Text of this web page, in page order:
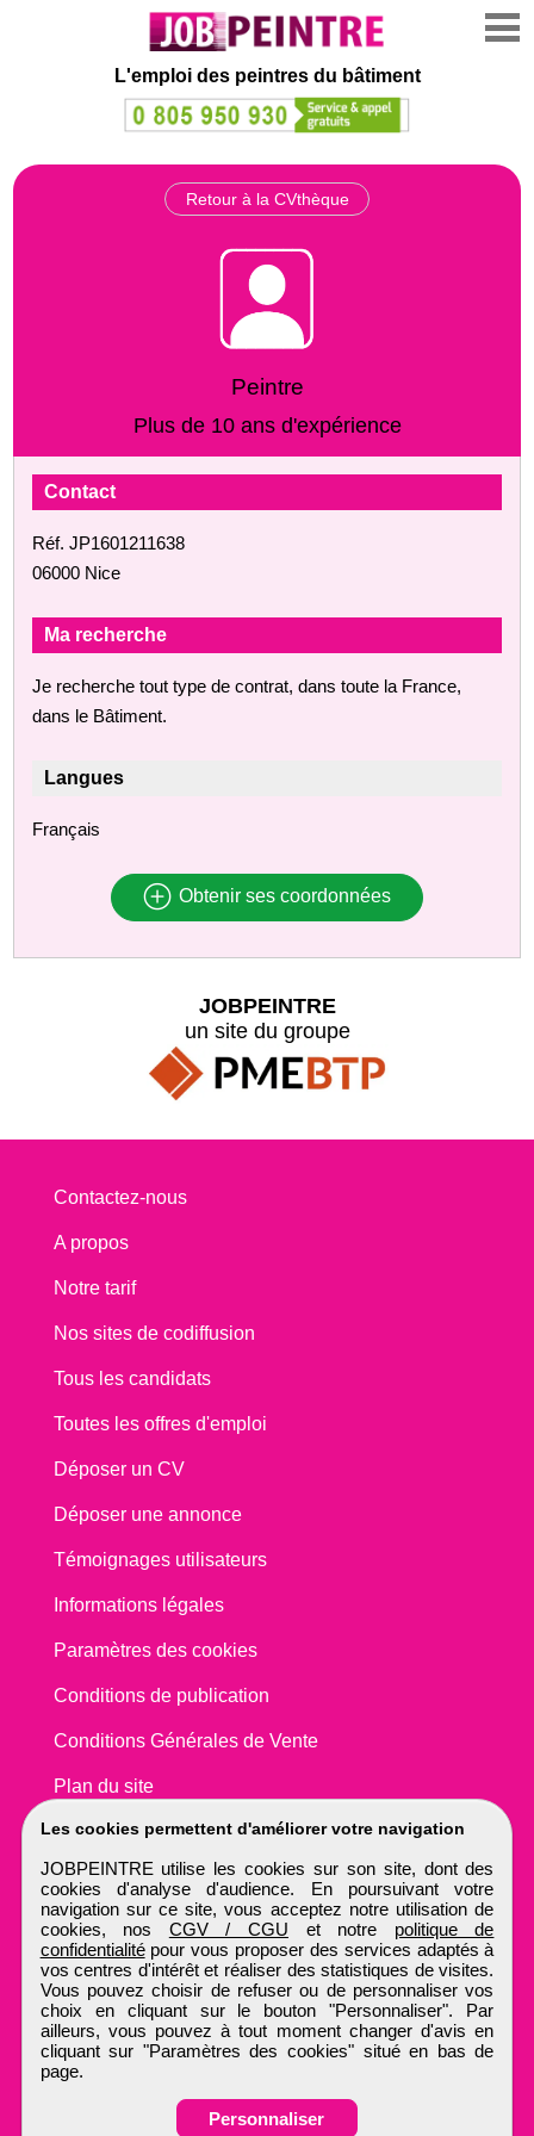
L'emploi des peintres du bâtiment
Retour à la CVthèque
Peintre
Plus de 10 ans d'expérience
Contact
Réf. JP1601211638
06000 Nice
Ma recherche
Je recherche tout type de contrat, dans toute la France,
dans le Bâtiment.
Langues
Français
Obtenir ses coordonnées
Les cookies permettent d'améliorer votre navigation
JOBPEINTRE utilise les cookies sur son site, dont des
cookies d'analyse d'audience. En poursuivant votre
navigation sur ce site, vous acceptez notre utilisation de
cookies, nos CGV / CGU et notre politique de
confidentialitépour vous proposer des services adaptés à
vos centres d'intérêt et réaliser des statistiques de visites.
Vous pouvez choisir de refuser ou de personnaliser vos
choix en cliquant sur le bouton "Personnaliser". Par
ailleurs, vous pouvez à tout moment changer d'avis en
cliquant sur "Paramètres des cookies" situé en bas de
page.
Personnaliser
JOBPEINTRE
un site du groupe
Contactez-nous
A propos
Notre tarif
Nos sites de codiffusion
Tous les candidats
Toutes les offres d'emploi
Déposer un CV
Déposer une annonce
Témoignages utilisateurs
Informations légales
Paramètres des cookies
Conditions de publication
Conditions Générales de Vente
Plan du site